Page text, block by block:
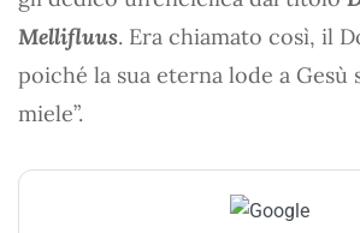
Mellifluus. Era chiamato così, il
poiché la sua eterna lode a Gesù
miele”.